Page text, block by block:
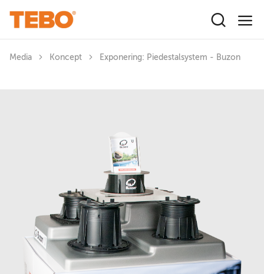
Media Koncept Exponering: Piedestalsystem - Buzon